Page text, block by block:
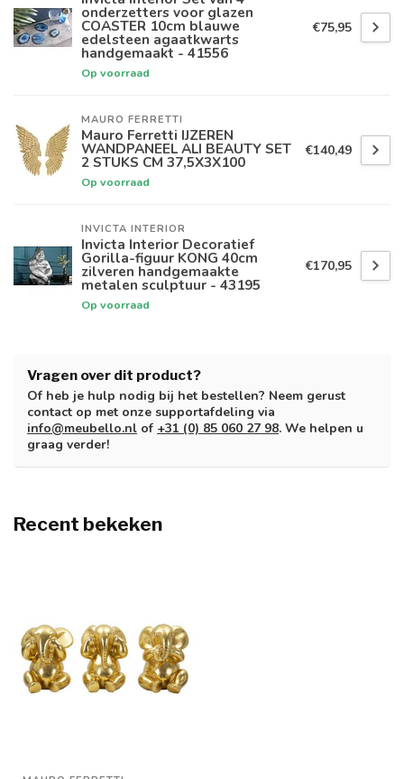
onderzetters voor glazen
COASTER 10cm blauwe
edelsteen agaatkwarts
handgemaakt - 41556
Op voorraad
€75,95
MAURO FERRETTI
Mauro Ferretti IJZEREN
WANDPANEEL ALI BEAUTY SET
2 STUKS CM 37,5X3X100
Op voorraad
€140,49
INVICTA INTERIOR
Invicta Interior Decoratief
Gorilla-figuur KONG 40cm
zilveren handgemaakte
metalen sculptuur - 43195
Op voorraad
€170,95
Vragen over dit product?
Of heb je hulp nodig bij het bestellen? Neem gerust
contact op met onze supportafdeling via
info@meubello.nl of +31 (0) 85 060 27 98. We helpen u
graag verder!
Recent bekeken